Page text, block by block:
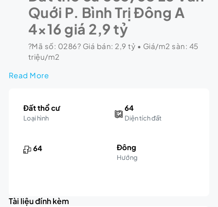
Quới P. Bình Trị Đông A
4×16 giá 2,9 tỷ
?Mã số: 0286? Giá bán: 2,9 tỷ • Giá/m2 sàn: 45
triệu/m2
Read More
Đất thổ cư
Loại hình
64
Diện tích đất
64 Đông
Hướng
+
Tài liệu đính kèm